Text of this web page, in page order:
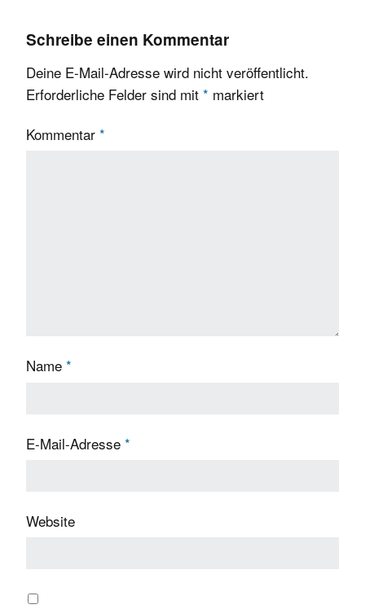
Schreibe einen Kommentar
Deine E-Mail-Adresse wird nicht veröffentlicht.
Erforderliche Felder sind mit * markiert
Kommentar *
Name *
E-Mail-Adresse *
Website